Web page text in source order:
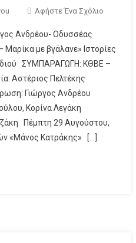
Αφήστε Ένα Σχόλιο
Ανδρέου- Οδυσσέας
με βγάλανε» Ιστορίες
ΣΥΜΠΑΡΑΓΩΓΗ: ΚΘΒΕ –
Αστέριος Πελτέκης
Γιώργος Ανδρέου
Κορίνα Λεγάκη
Πέμπτη 29 Αυγούστου,
«Μάνος Κατράκης» […]